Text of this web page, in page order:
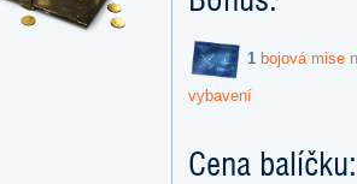
1 bojová mise
vybavení
Cena